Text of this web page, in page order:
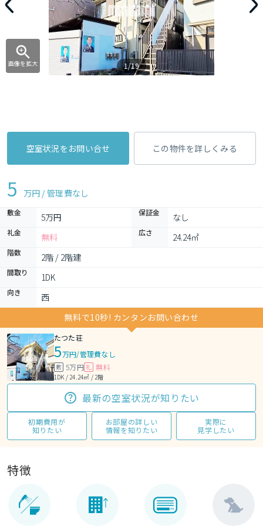
画像を拡大 1/19
空室状況をお問い合せ この物件を詳しくみる
5 万円 / 管理費なし
敷金 5万円 保証金 なし
礼金 無料 広さ 24.24㎡
階数 2階 / 2階建
間取り 1DK
向き
西
無料で10秒! カンタンお問い合わせ
たつた荘
5万円/管理費なし
敷 5万円 礼 無料
1DK / 24.24㎡ / 2階
最新の空室状況が知りたい
初期費用が
知りたい
お部屋の詳しい
情報を知りたい
実際に
見学したい
特徴